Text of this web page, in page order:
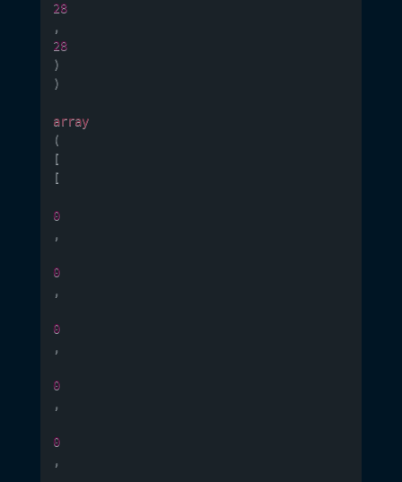
28
,
28
)
)
array
(
[
[
0
,
0
,
0
,
0
,
0
,